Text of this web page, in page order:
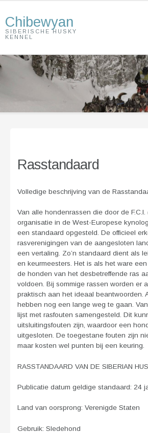
Chibewyan
SIBERISCHE HUSKY
KENNEL
Rasstandaard
Volledige beschrijving van de
Van alle hondenrassen die door de
organisatie in de West-Europese
een standaard opgesteld. De officieel
rasverenigingen van de aangesloten
een vertaling. Zo’n standaard dient als
en keurmeesters. Het is als het ware
de honden van het desbetreffende ras
voldoen. Bij sommige rassen worden er
praktisch aan het ideaal beantwoorden.
hebben nog een lange weg te gaan.
lijst met rasfouten samengesteld. Dit
uitsluitingsfouten zijn, waardoor een
uitgesloten. De toegestane fouten zijn
maar kosten wel punten bij een keuring.
RASSTANDAARD VAN DE SIBERIAN
Publicatie datum geldige standaard: 24
Land van oorsprong: Verenigde Staten
Gebruik: Sledehond